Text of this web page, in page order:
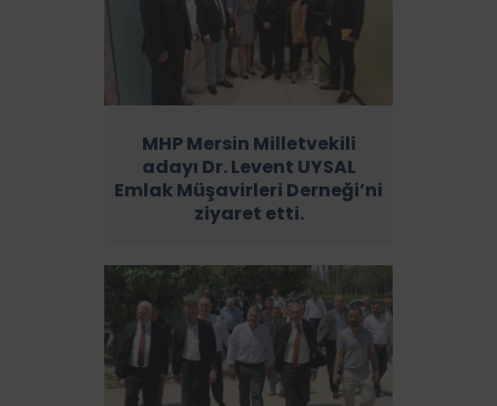
MHP Mersin Milletvekili
adayı Dr. Levent UYSAL
Emlak Müşavirleri Derneği’ni
ziyaret etti.